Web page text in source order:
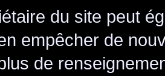
du site peut
empêcher de
de